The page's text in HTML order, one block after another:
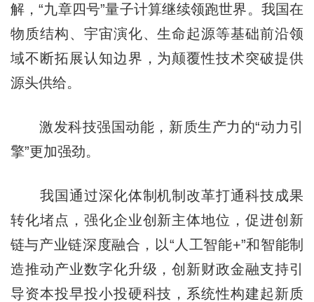
解，“九章四号”量子计算继续领跑世界。我国在
物质结构、宇宙演化、生命起源等基础前沿领
域不断拓展认知边界，为颠覆性技术突破提供
源头供给。
激发科技强国动能，新质生产力的“动力引
擎”更加强劲。
我国通过深化体制机制改革打通科技成果
转化堵点，强化企业创新主体地位，促进创新
链与产业链深度融合，以“人工智能+”和智能制
造推动产业数字化升级，创新财政金融支持引
导资本投早投小投硬科技，系统性构建起新质